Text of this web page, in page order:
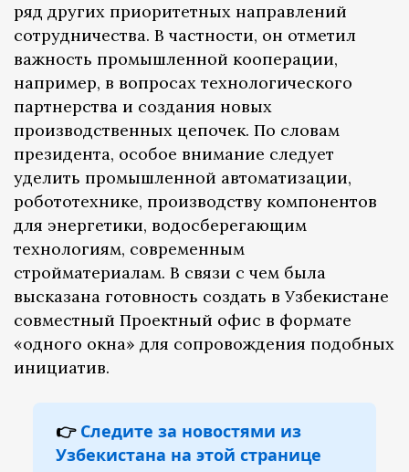
ряд других приоритетных направлений
сотрудничества. В частности, он отметил
важность промышленной кооперации,
например, в вопросах технологического
партнерства и создания новых
производственных цепочек. По словам
президента, особое внимание следует
уделить промышленной автоматизации,
робототехнике, производству компонентов
для энергетики, водосберегающим
технологиям, современным
стройматериалам. В связи с чем была
высказана готовность создать в Узбекистане
совместный Проектный офис в формате
«одного окна» для сопровождения подобных
инициатив.
👉 Следите за новостями из
Узбекистана на этой странице